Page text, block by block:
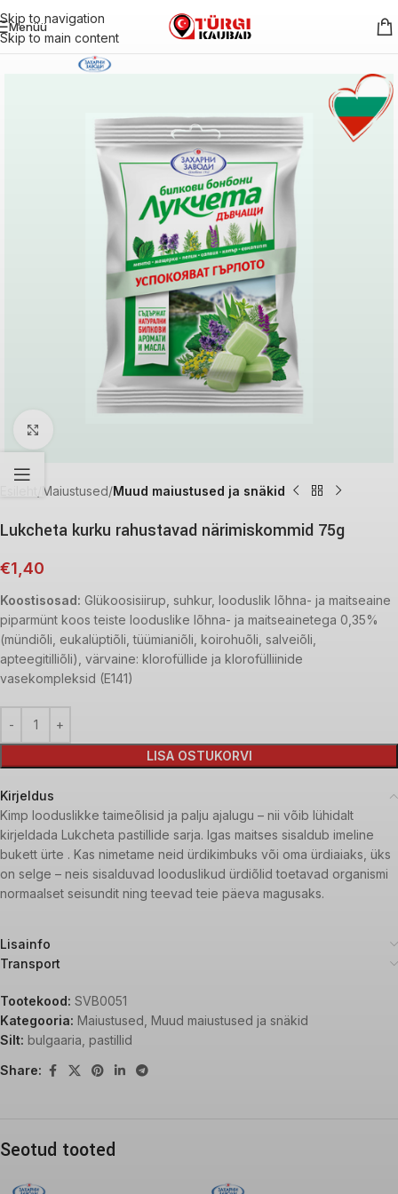
Skip to navigation
Skip to main content
Menüü
Maiustused Muud maiustused ja snäkid
Lukcheta kurku rahustavad närimiskommid 75g
€1,40
Koostisosad: Glükoosisiirup, suhkur, looduslik lõhna- ja maitseaine
piparmünt koos teiste looduslike lõhna- ja maitseainetega 0,35%
(mündiõli, eukalüptiõli, tüümianiõli, koirohuõli, salveiõli,
apteegitilliõli), värvaine: klorofüllide ja klorofülliinide
vasekompleksid (E141)
LISA OSTUKORVI
Kirjeldus
Kimp looduslikke taimeõlisid ja palju ajalugu – nii võib lühidalt
kirjeldada Lukcheta pastillide sarja. Igas maitses sisaldub imeline
bukett ürte . Kas nimetame neid ürdikimbuks või oma ürdiaiaks, üks
on selge – neis sisalduvad looduslikud ürdiõlid toetavad organismi
normaalset seisundit ning teevad teie päeva magusaks.
Lisainfo
Transport
Tootekood: SVB0051
Kategooria: Maiustused Muud maiustused ja snäkid
Silt: bulgaaria pastillid
Share:
Seotud tooted